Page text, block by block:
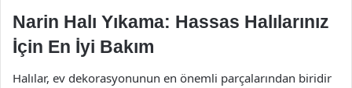
Narin Halı Yıkama: Hassas Halılarınız
İçin En İyi Bakım
Halılar, ev dekorasyonunun en önemli parçalarından biridir